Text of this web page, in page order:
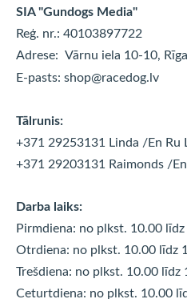
SIA "Gundogs Media"
Reģ. nr.: 40103897722
Adrese: Vārnu iela 10-10,
E-pasts: shop@racedog.lv
Tālrunis:
+371 29253131 Linda /En Ru
+371 29203131 Raimonds /
Darba laiks:
Pirmdiena: no plkst. 10.00
Otrdiena: no plkst. 10.00 līdz
Trešdiena: no plkst. 10.00 līdz
Ceturtdiena: no plkst. 10.00